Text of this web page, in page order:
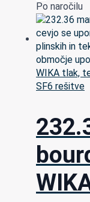
Po naročilu
WIKA tlak,
SF6 rešitve